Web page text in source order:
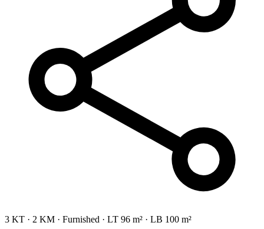
3 KT · 2 KM · Furnished · LT 96 m² · LB 100 m²